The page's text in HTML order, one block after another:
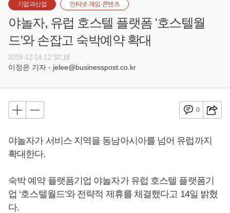
기업과산업 인터넷·게임·콘텐츠
야놀자, 유럽 호스텔 플랫폼 '호스텔월
드'와 손잡고 숙박예약 확대
2018-12-14 12:32:18
이정은 기자 - jelee@businesspost.co.kr
0
야놀자가 서비스 지역을 동남아시아를 넘어 유럽까지
확대한다.
숙박 예약 플랫폼기업 야놀자가 유럽 호스텔 플랫폼기
업 ‘호스텔월드’와 전략적 제휴를 체결했다고 14일 밝혔
다.